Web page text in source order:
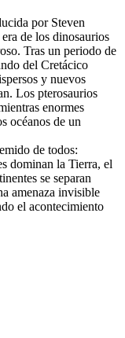
por Steven
de los dinosaurios
Tras un periodo de
del Cretácico
y nuevos
Los pterosaurios
enormes
océanos de un
de todos:
dominan la Tierra, el
se separan
amenaza invisible
el acontecimiento